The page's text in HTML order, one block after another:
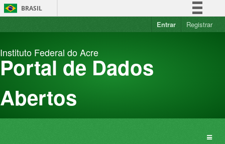
Pular
para
BRASIL
Simplifique!
Acesso à informação
Entrar Registrar
Instituto Federal do Acre
Portal de Dados
Abertos